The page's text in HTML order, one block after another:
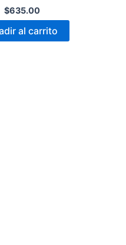
$635.00
al carrito